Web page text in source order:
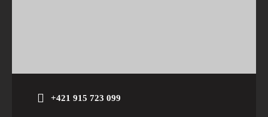
+421 915 723 099